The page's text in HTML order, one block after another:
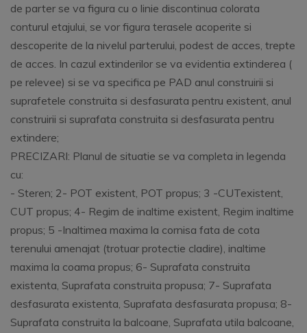
de parter se va figura cu o linie discontinua colorata
conturul etajului, se vor figura terasele acoperite si
descoperite de la nivelul parterului, podest de acces, trepte
de acces. In cazul extinderilor se va evidentia extinderea (
pe relevee) si se va specifica pe PAD anul construirii si
suprafetele construita si desfasurata pentru existent, anul
construirii si suprafata construita si desfasurata pentru
extindere;
PRECIZARI: Planul de situatie se va completa in legenda
cu:
- Steren; 2- POT existent, POT propus; 3 -CUTexistent,
CUT propus; 4- Regim de inaltime existent, Regim inaltime
propus; 5 -Inaltimea maxima la cornisa fata de cota
terenului amenajat (trotuar protectie cladire), inaltime
maxima la coama propus; 6- Suprafata construita
existenta, Suprafata construita propusa; 7- Suprafata
desfasurata existenta, Suprafata desfasurata propusa; 8-
Suprafata construita la balcoane, Suprafata utila balcoane,